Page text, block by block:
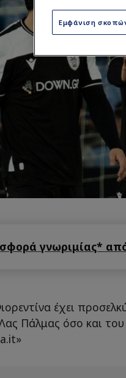
γνωριμίας*
έχει
Πάλμας όσο και
Εμφάνιση